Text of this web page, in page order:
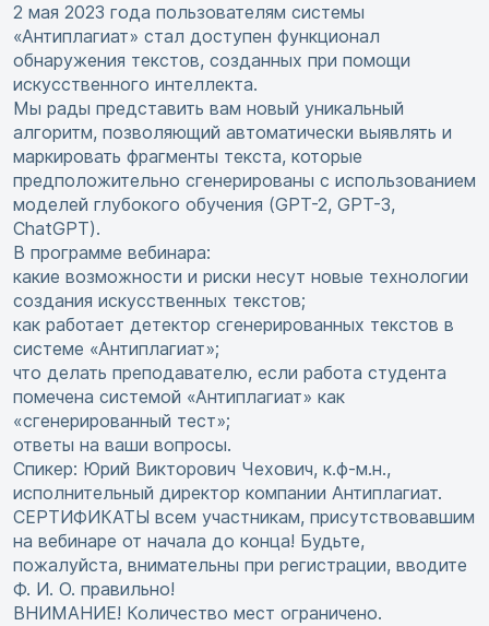
2 мая 2023 года пользователям системы
«Антиплагиат» стал доступен функционал
обнаружения текстов, созданных при помощи
искусственного интеллекта.
Мы рады представить вам новый уникальный
алгоритм, позволяющий автоматически выявлять и
маркировать фрагменты текста, которые
предположительно сгенерированы с использованием
моделей глубокого обучения (GPT-2, GPT-3,
ChatGPT).
В программе вебинара:
какие возможности и риски несут новые технологии
создания искусственных текстов;
как работает детектор сгенерированных текстов в
системе «Антиплагиат»;
что делать преподавателю, если работа студента
помечена системой «Антиплагиат» как
«сгенерированный тест»;
ответы на ваши вопросы.
Спикер: Юрий Викторович Чехович, к.ф-м.н.,
исполнительный директор компании Антиплагиат.
СЕРТИФИКАТЫ всем участникам, присутствовавшим
на вебинаре от начала до конца! Будьте,
пожалуйста, внимательны при регистрации, вводите
Ф. И. О. правильно!
ВНИМАНИЕ! Количество мест ограничено.